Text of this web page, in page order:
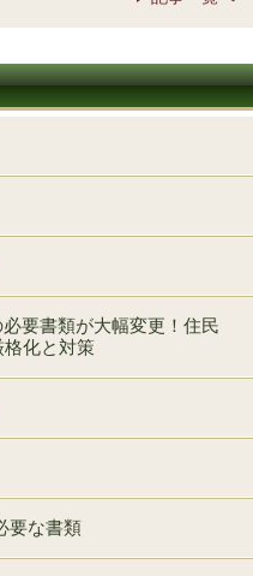
必要書類が大幅変更！住民
化と対策
要な書類